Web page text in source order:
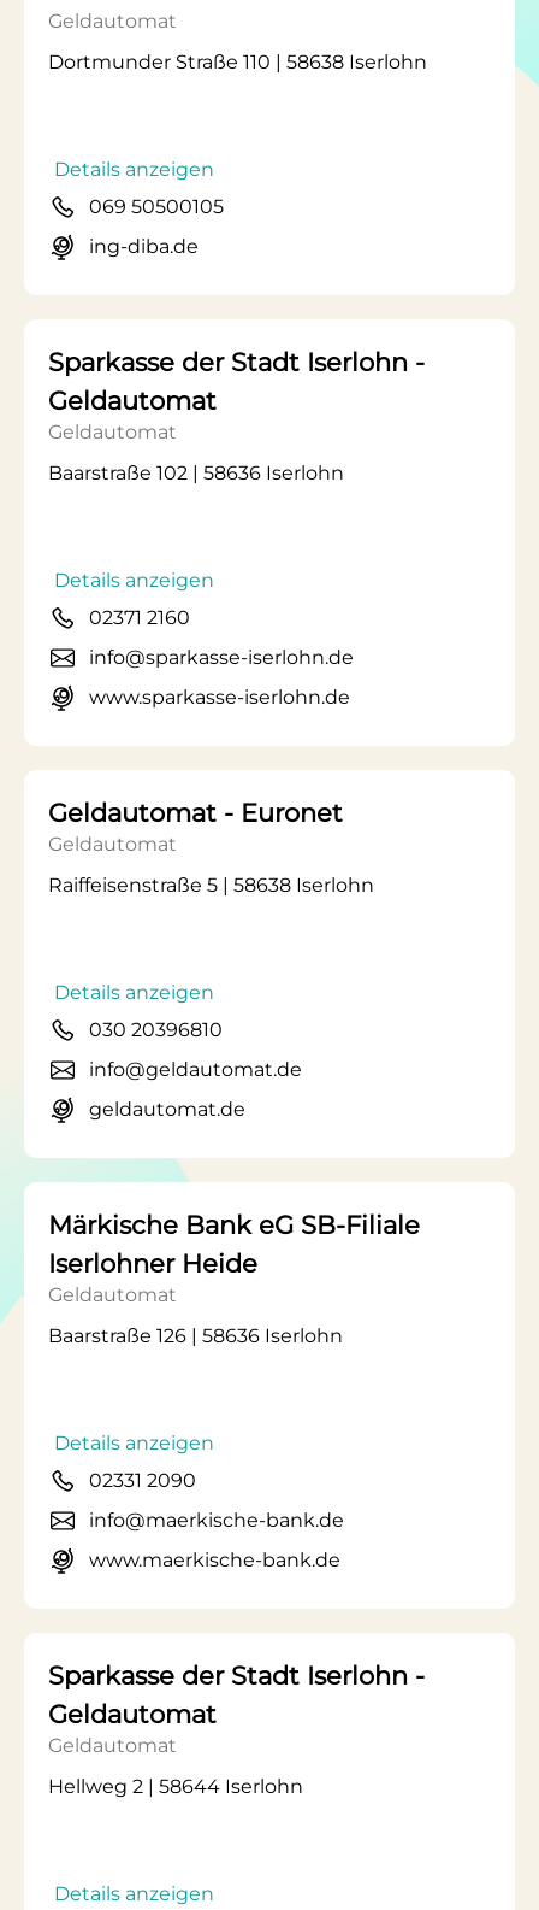
Geldautomat
Dortmunder Straße 110 | 58638 Iserlohn
Details anzeigen
069 50500105
ing-diba.de
Sparkasse der Stadt Iserlohn -
Geldautomat
Geldautomat
Baarstraße 102 | 58636 Iserlohn
Details anzeigen
02371 2160
info@sparkasse-iserlohn.de
www.sparkasse-iserlohn.de
Geldautomat - Euronet
Geldautomat
Raiffeisenstraße 5 | 58638 Iserlohn
Details anzeigen
030 20396810
info@geldautomat.de
geldautomat.de
Märkische Bank eG SB-Filiale
Iserlohner Heide
Geldautomat
Baarstraße 126 | 58636 Iserlohn
Details anzeigen
02331 2090
info@maerkische-bank.de
www.maerkische-bank.de
Sparkasse der Stadt Iserlohn -
Geldautomat
Geldautomat
Hellweg 2 | 58644 Iserlohn
Details anzeigen